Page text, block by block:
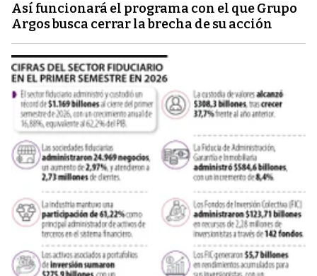
Así funcionará el programa con el que Grupo
Argos busca cerrar la brecha de su acción